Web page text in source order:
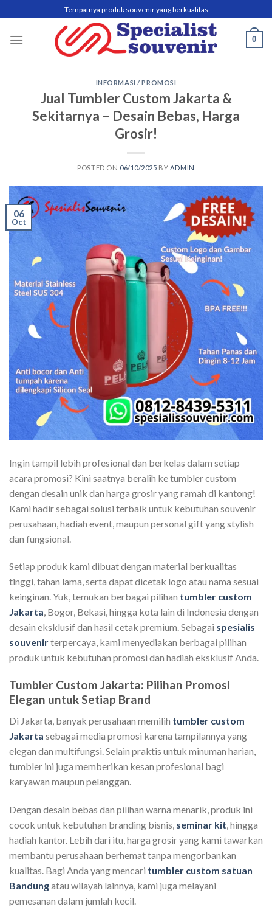
to
content
Tempatnya produk souvenir yang berkualitas
0
INFORMASI / PROMOSI
Jual Tumbler Custom Jakarta &
Sekitarnya – Desain Bebas, Harga
Grosir!
POSTED ON 06/10/2025 BY ADMIN
06
Oct
Ingin tampil lebih profesional dan berkelas dalam setiap
acara promosi? Kini saatnya beralih ke tumbler custom
dengan desain unik dan harga grosir yang ramah di kantong!
Kami hadir sebagai solusi terbaik untuk kebutuhan souvenir
perusahaan, hadiah event, maupun personal gift yang stylish
dan fungsional.
Setiap produk kami dibuat dengan material berkualitas
tinggi, tahan lama, serta dapat dicetak logo atau nama sesuai
keinginan. Yuk, temukan berbagai pilihan tumbler custom
Jakarta, Bogor, Bekasi, hingga kota lain di Indonesia dengan
desain eksklusif dan hasil cetak premium. Sebagai spesialis
souvenirterpercaya, kami menyediakan berbagai pilihan
produk untuk kebutuhan promosi dan hadiah eksklusif Anda.
Tumbler Custom Jakarta: Pilihan Promosi
Elegan untuk Setiap Brand
Di Jakarta, banyak perusahaan memilih tumbler custom
Jakarta sebagai media promosi karena tampilannya yang
elegan dan multifungsi. Selain praktis untuk minuman harian,
tumbler ini juga memberikan kesan profesional bagi
karyawan maupun pelanggan.
Dengan desain bebas dan pilihan warna menarik, produk ini
cocok untuk kebutuhan branding bisnis, seminar kit , hingga
hadiah kantor. Lebih dari itu, harga grosir yang kami tawarkan
membantu perusahaan berhemat tanpa mengorbankan
kualitas. Bagi Anda yang mencari tumbler custom satuan
Bandungatau wilayah lainnya, kami juga melayani
pemesanan dalam jumlah kecil.